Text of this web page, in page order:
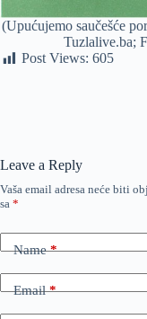
(Upućujemo saučešće
Tuzlalive.ba;
Post Views: 605
Leave a Reply
Vaša email adresa neće biti
sa *
Name*
Email*